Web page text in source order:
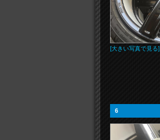
[大きい写真で見る]
6